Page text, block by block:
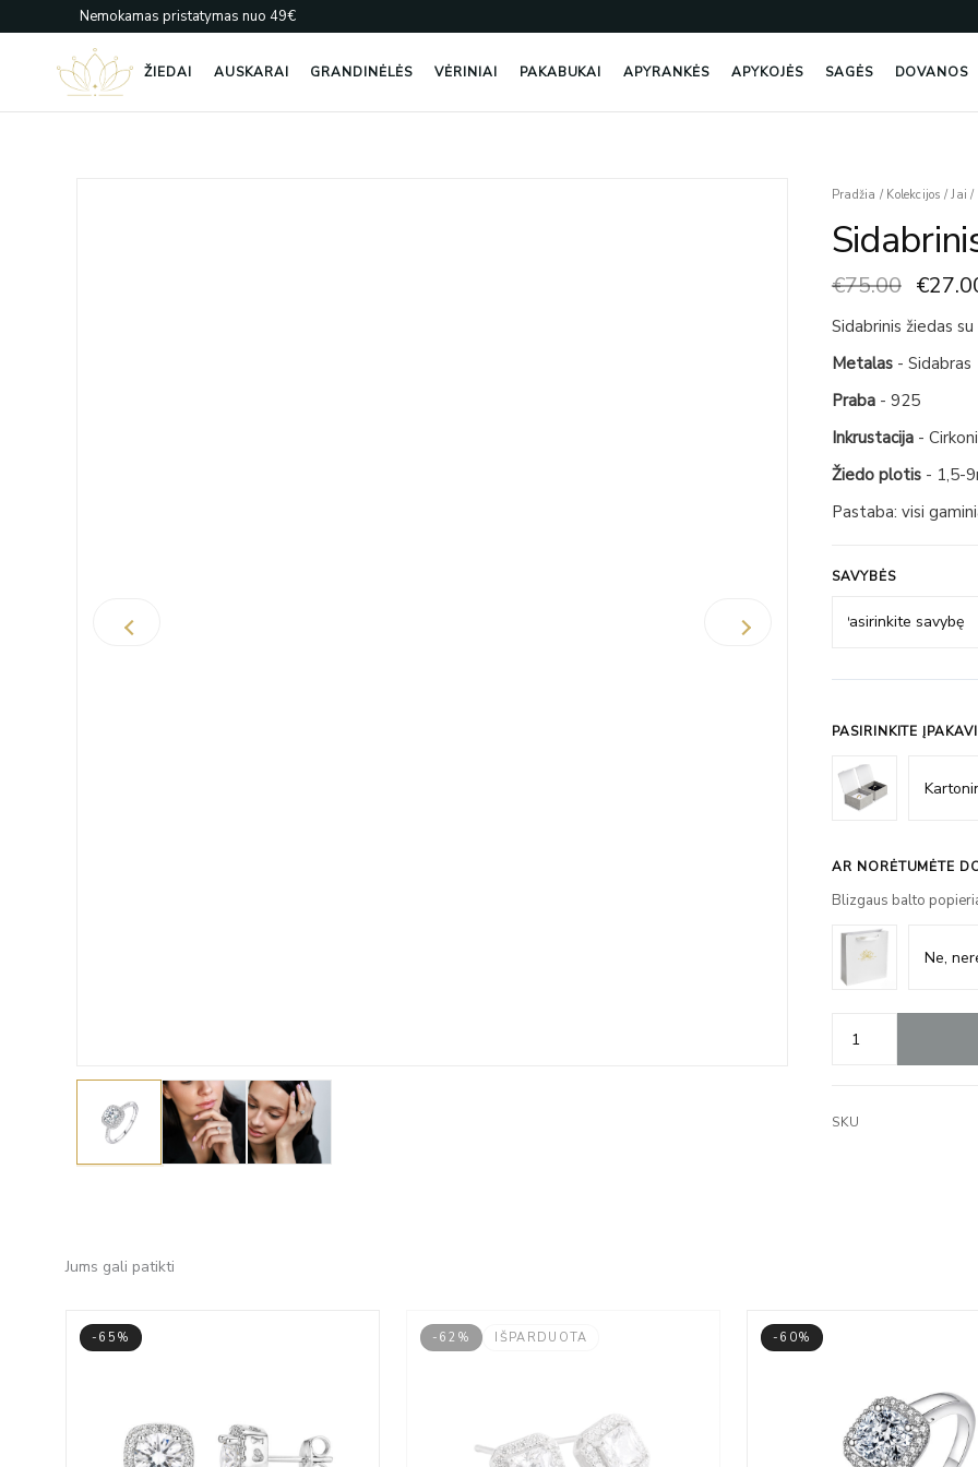
prie
Nemokamas pristatymas nuo 49€
ŽIEDAI AUSKARAI GRANDINĖLĖS VĖRINIAI PAKABUKAI APYRANKĖS APYKOJĖS SAGĖS DOVANOS
Pradžia / Kolekcijos / Jai /
€75.00
was:
€
Sidabrinis žiedas su
Metalas- Sidabras
Praba- 925
Inkrustacija-
Žiedo plotis- 1,5-
Pastaba: visi
SAVYBĖS
PASIRINKITE
AR NORĖTUMĖTE
Blizgaus balto
produkto
Sidabrinis
Su
Cirkoniais
SKU
Jums gali patikti
-65% -62% IŠPARDUOTA -60%